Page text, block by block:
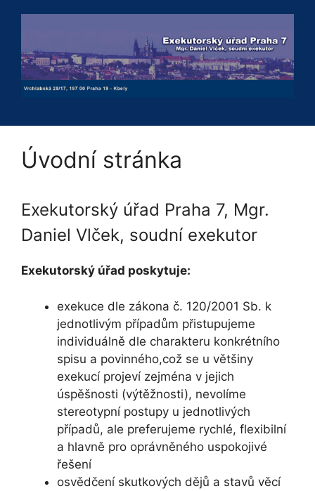
Úvodní stránka
Exekutorský úřad Praha 7, Mgr.
Daniel Vlček, soudní exekutor
Exekutorský úřad poskytuje:
exekuce dle zákona č. 120/2001 Sb. k
jednotlivým případům přistupujeme
individuálně dle charakteru konkrétního
spisu a povinného,což se u většiny
exekucí projeví zejména v jejich
úspěšnosti (výtěžnosti), nevolíme
stereotypní postupy u jednotlivých
případů, ale preferujeme rychlé, flexibilní
a hlavně pro oprávněného uspokojivé
řešení
osvědčení skutkových dějů a stavů věcí